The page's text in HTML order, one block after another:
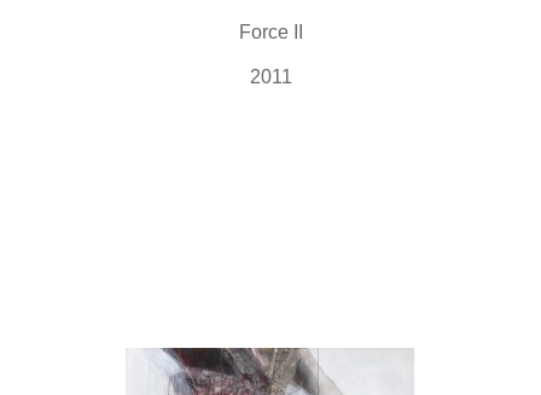
Force II
2011